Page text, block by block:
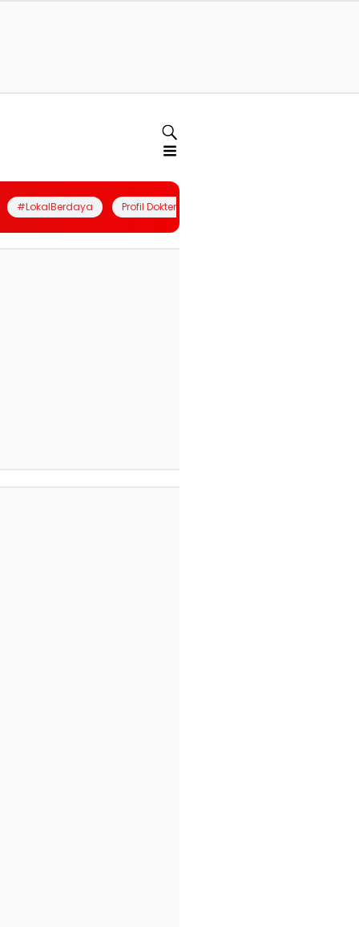
#LokalBerdaya Profil Dokter